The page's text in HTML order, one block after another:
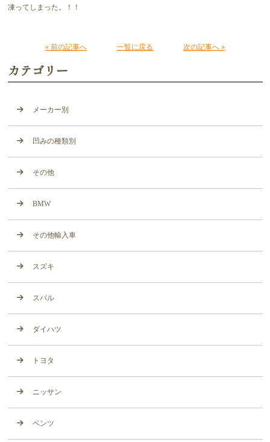
凍ってしまった。！！
« 前の記事へ 一覧に戻る 次の記事へ »
カテゴリー
メーカー別
凹みの種類別
その他
BMW
その他輸入車
スズキ
スバル
ダイハツ
トヨタ
ニッサン
ベンツ